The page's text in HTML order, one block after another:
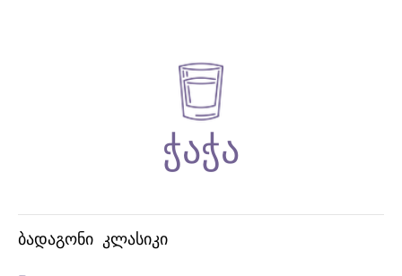
ᲑᲐᲓᲐᲒᲝᲜᲘ ᲙᲚᲐᲡᲘᲙᲘ